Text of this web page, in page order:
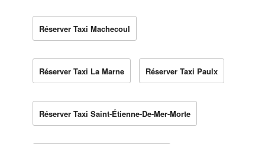
Réserver Taxi Machecoul
Réserver Taxi La Marne Réserver Taxi Paulx
Réserver Taxi Saint-Étienne-De-Mer-Morte